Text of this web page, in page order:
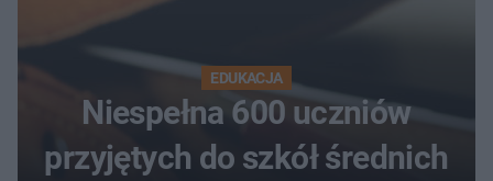
EDUKACJA
Niespełna 600 uczniów
przyjętych do szkół średnich